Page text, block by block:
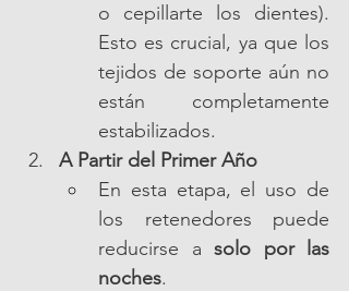
o cepillarte los dientes).
Esto es crucial, ya que los
tejidos de soporte aún no
están completamente
estabilizados.
A Partir del Primer Año
En esta etapa, el uso de
los retenedores puede
reducirse a solo por las
noches.